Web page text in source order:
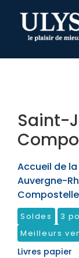
TEST
Saint-
Accueil de
Auvergne-
Compostelle
Soldes 3
Meilleurs
Livres papier